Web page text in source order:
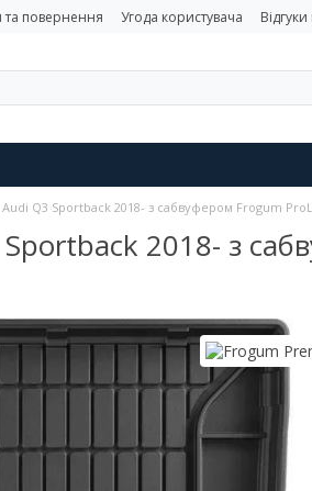
та повернення Угода користувача
Q3 Sportback 2018- з сабвуфером Frogum
2018- з